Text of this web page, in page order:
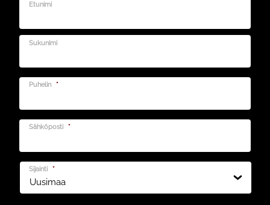
Etunimi
Sukunimi
Puhelin *
Sähköposti *
Sijainti *